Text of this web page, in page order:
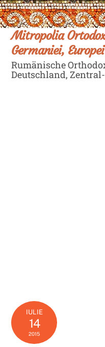
Skip
to
content
Mitropolia
Germaniei,
Rumänische
Deutschland,
IULIE
14
2015